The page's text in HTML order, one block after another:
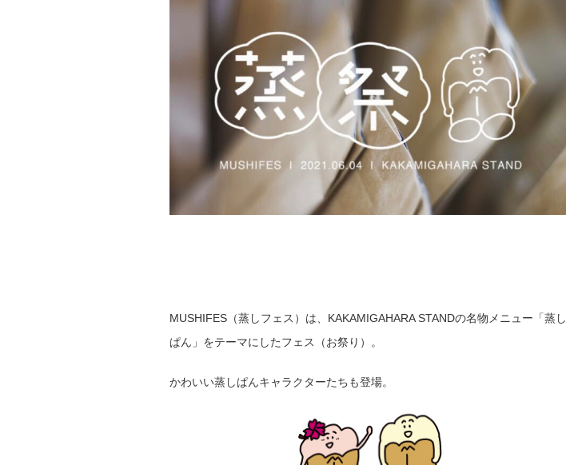
MUSHIFES（蒸しフェス）は、KAKAMIGAHARA STANDの名物メニュー「蒸し
ぱん」をテーマにしたフェス（お祭り）。
かわいい蒸しぱんキャラクターたちも登場。